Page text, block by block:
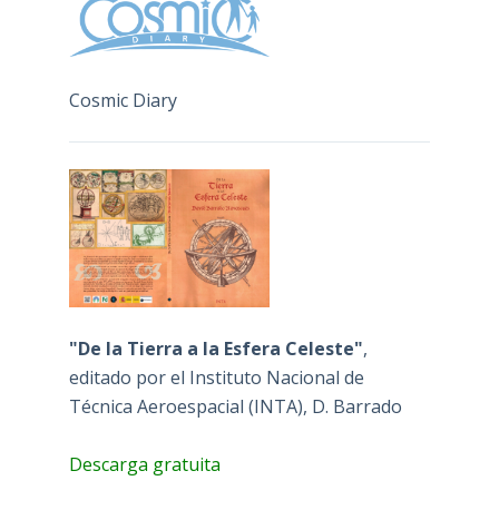
Cosmic Diary
"De la Tierra a la Esfera Celeste",
editado por el Instituto Nacional de
Técnica Aeroespacial (INTA), D. Barrado
Descarga gratuita